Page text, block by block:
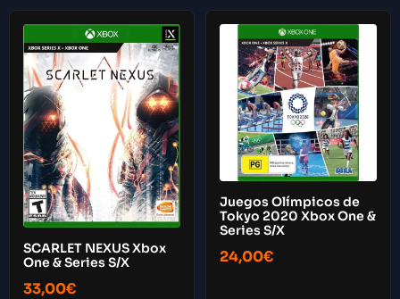
SCARLET NEXUS Xbox
One & Series S/X
33,00€
Juegos Olímpicos de
Tokyo 2020 Xbox One &
Series S/X
24,00€